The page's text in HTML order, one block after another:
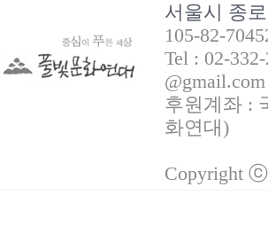
서울시 종
105-82-
Tel : 02-
@gmail.com
후원계좌 :
화연대)
Copyright